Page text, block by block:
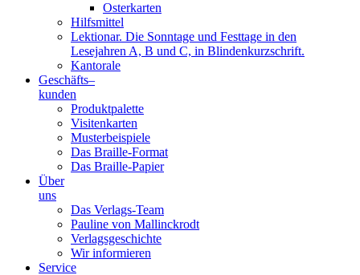
Osterkarten
Hilfsmittel
Lektionar. Die Sonntage und Festtage in den
Lesejahren A, B und C, in Blindenkurzschrift.
Kantorale
Geschäfts­–
kunden
Produktpalette
Visitenkarten
Musterbeispiele
Das Braille-Format
Das Braille-Papier
Über
uns
Das Verlags-Team
Pauline von Mallinckrodt
Verlagsgeschichte
Wir informieren
Service